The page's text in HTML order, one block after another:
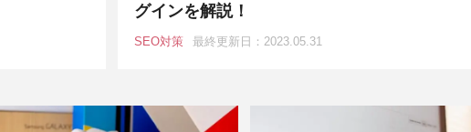
グインを解説！
SEO対策 最終更新日：2023.05.31